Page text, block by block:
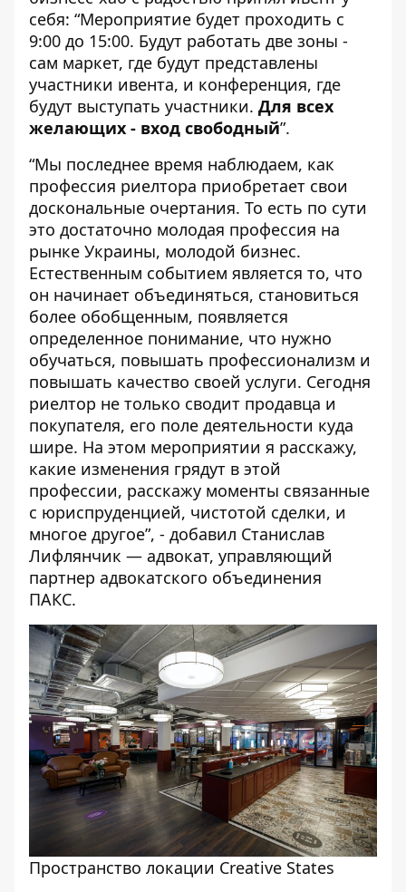
себя: “Мероприятие будет проходить с
9:00 до 15:00. Будут работать две зоны -
сам маркет, где будут представлены
участники ивента, и конференция, где
будут выступать участники. Для всех
желающих - вход свободный”.
“Мы последнее время наблюдаем, как
профессия риелтора приобретает свои
доскональные очертания. То есть по сути
это достаточно молодая профессия на
рынке Украины, молодой бизнес.
Естественным событием является то, что
он начинает объединяться, становиться
более обобщенным, появляется
определенное понимание, что нужно
обучаться, повышать профессионализм и
повышать качество своей услуги. Сегодня
риелтор не только сводит продавца и
покупателя, его поле деятельности куда
шире. На этом мероприятии я расскажу,
какие изменения грядут в этой
профессии, расскажу моменты связанные
с юриспруденцией, чистотой сделки, и
многое другое”, - добавил Станислав
Лифлянчик — адвокат, управляющий
партнер адвокатского объединения
ПАКС.
Пространство локации Creative States